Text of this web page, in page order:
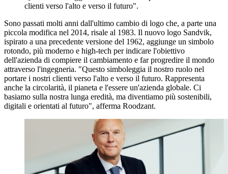
clienti verso l'alto e verso il futuro".
Sono passati molti anni dall'ultimo cambio di logo che, a parte una
piccola modifica nel 2014, risale al 1983. Il nuovo logo Sandvik,
ispirato a una precedente versione del 1962, aggiunge un simbolo
rotondo, più moderno e high-tech per indicare l'obiettivo
dell'azienda di compiere il cambiamento e far progredire il mondo
attraverso l'ingegneria. "Questo simboleggia il nostro ruolo nel
portare i nostri clienti verso l'alto e verso il futuro. Rappresenta
anche la circolarità, il pianeta e l'essere un'azienda globale. Ci
basiamo sulla nostra lunga eredità, ma diventiamo più sostenibili,
digitali e orientati al futuro", afferma Roodzant.